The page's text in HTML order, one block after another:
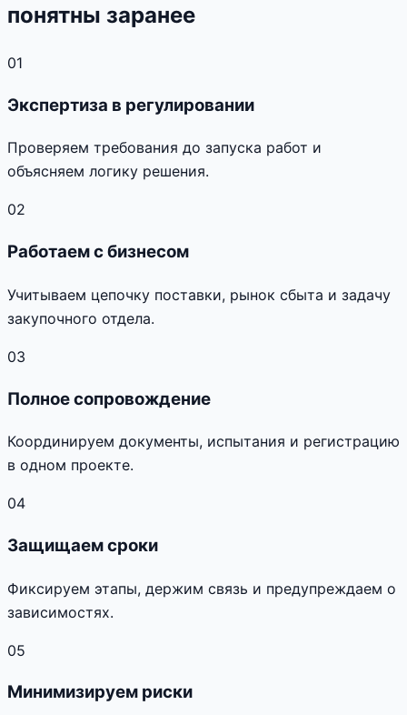
понятны заранее
01
Экспертиза в регулировании
Проверяем требования до запуска работ и
объясняем логику решения.
02
Работаем с бизнесом
Учитываем цепочку поставки, рынок сбыта и задачу
закупочного отдела.
03
Полное сопровождение
Координируем документы, испытания и регистрацию
в одном проекте.
04
Защищаем сроки
Фиксируем этапы, держим связь и предупреждаем о
зависимостях.
05
Минимизируем риски